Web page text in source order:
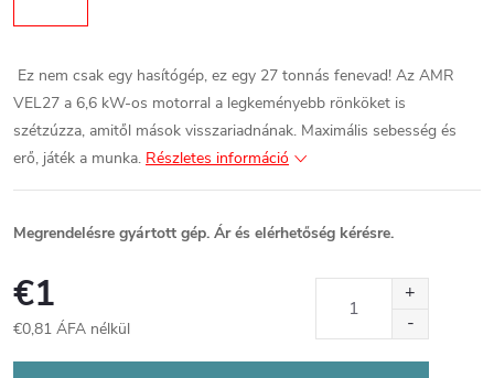
Ez nem csak egy hasítógép, ez egy 27 tonnás fenevad! Az AMR
VEL27 a 6,6 kW-os motorral a legkeményebb rönköket is
szétzúzza, amitől mások visszariadnának. Maximális sebesség és
erő, játék a munka. Részletes információ
Megrendelésre gyártott gép. Ár és elérhetőség kérésre.
€1
€0,81 ÁFA nélkül